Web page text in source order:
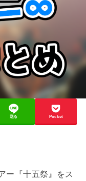
送る Pocket
ー『十五祭』をス